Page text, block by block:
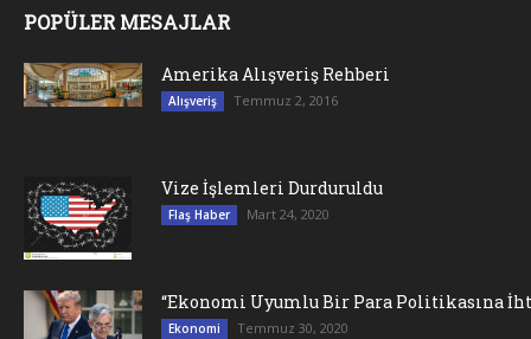
POPÜLER MESAJLAR
Amerika Alışveriş Rehberi
Alışveriş Temmuz 2, 2016
Vize İşlemleri Durduruldu
Flaş Haber Mart 24, 2020
“Ekonomi Uyumlu Bir Para Politikasına
Ekonomi Temmuz 30, 2020